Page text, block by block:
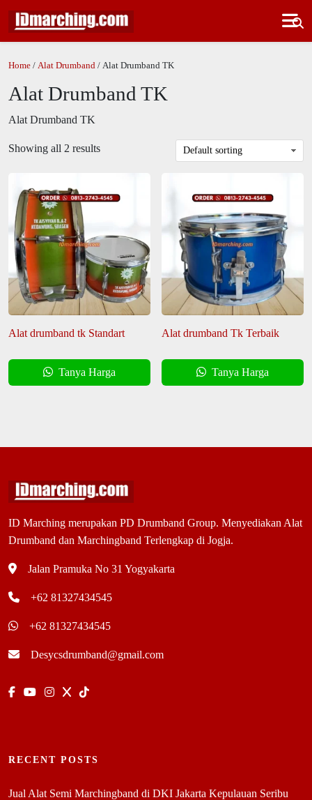
Home / Alat Drumband / Alat Drumband TK
Alat Drumband TK
Alat Drumband TK
Showing all 2 results
Alat drumband tk Standart
Tanya Harga
Alat drumband Tk Terbaik
Tanya Harga
ID Marching merupakan PD Drumband Group. Menyediakan Alat
Drumband dan Marchingband Terlengkap di Jogja.
Jalan Pramuka No 31 Yogyakarta
+62 81327434545
+62 81327434545
Desycsdrumband@gmail.com
RECENT POSTS
Jual Alat Semi Marchingband di DKI Jakarta Kepulauan Seribu